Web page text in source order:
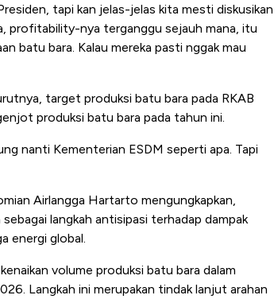
tapi kan jelas-jelas kita mesti diskusikan
profitability-nya terganggu sejauh mana, itu
batu bara. Kalau mereka pasti nggak mau
target produksi batu bara pada RKAB
produksi batu bara pada tahun ini.
nanti Kementerian ESDM seperti apa. Tapi
Airlangga Hartarto mengungkapkan,
langkah antisipasi terhadap dampak
energi global.
volume produksi batu bara dalam
Langkah ini merupakan tindak lanjut arahan
Tembaga Terbang ke Zona Berbahaya